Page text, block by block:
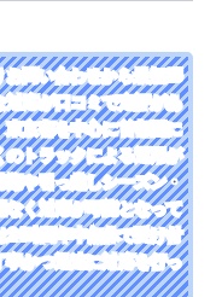
問い合わせから最短25
対応が口コミで定評があ
東京都を中心に首都圏に
のトラックによる運用が
期や引っ越しシーズン・
なく対応が可能となって
24時間年中無休で受け付
寧かつ迅速に対応を行っ